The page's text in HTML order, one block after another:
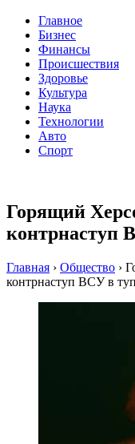
Главное
Бизнес
Финансы
Происшествия
Здоровье
Культура
Наука
Технологии
Авто
Спорт
Горящий
контрнаступ
Главная › Общество ›
контрнаступ ВСУ в